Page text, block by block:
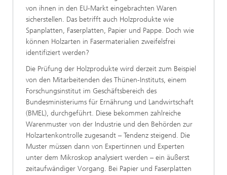
von ihnen in den EU-Markt eingebrachten Waren
sicherstellen. Das betrifft auch Holzprodukte wie
Spanplatten, Faserplatten, Papier und Pappe. Doch wie
können Holzarten in Fasermaterialien zweifelsfrei
identifiziert werden?
Die Prüfung der Holzprodukte wird derzeit zum Beispiel
von den Mitarbeitenden des Thünen-Instituts, einem
Forschungsinstitut im Geschäftsbereich des
Bundesministeriums für Ernährung und Landwirtschaft
(BMEL), durchgeführt. Diese bekommen zahlreiche
Warenmuster von der Industrie und den Behörden zur
Holzartenkontrolle zugesandt – Tendenz steigend. Die
Muster müssen dann von Expertinnen und Experten
unter dem Mikroskop analysiert werden – ein äußerst
zeitaufwändiger Vorgang. Bei Papier und Faserplatten